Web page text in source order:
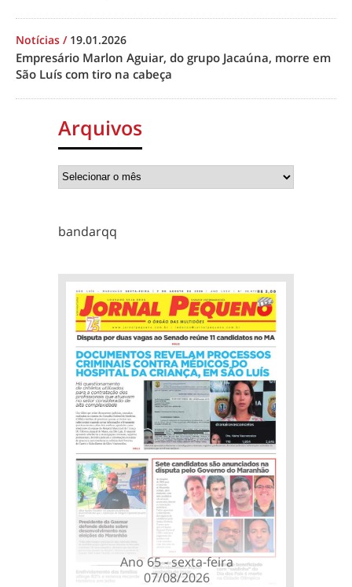
Notícias / 19.01.2026
Empresário Marlon Aguiar, do grupo Jacaúna, morre em
São Luís com tiro na cabeça
Arquivos
bandarqq
Ano 65 - sexta-feira
07/08/2026